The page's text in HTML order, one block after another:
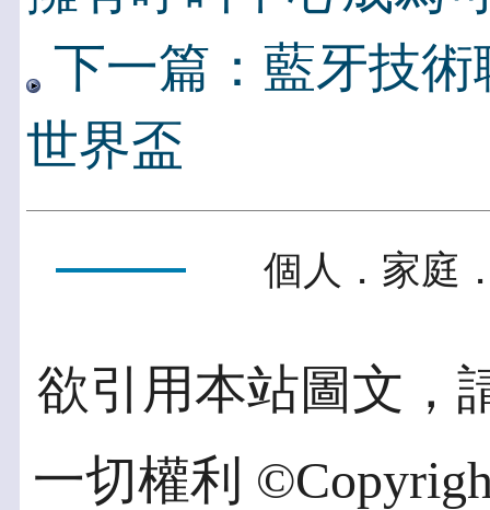
下一篇：藍牙技
世界盃
個人．家庭
欲引用本站圖文，
一切權利